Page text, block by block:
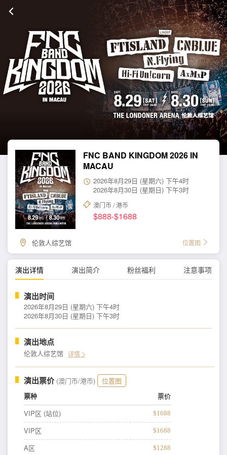
FNC BAND KINGDOM 2026 IN
MACAU
2026年8月29日 (星期六) 下午4时
2026年8月30日 (星期日) 下午3时
澳门币 / 港币
$888-$1688
伦敦人综艺馆 位置图
演出详情 演出简介 粉丝福利 注意事项
演出时间
2026年8月29日 (星期六) 下午4时
2026年8月30日 (星期日) 下午3时
演出地点
伦敦人综艺馆 详情
演出票价 (澳门币/港币)
位置图
票种
票价
VIP区 (站位)
$1688
VIP区 $1688
A区 $1288